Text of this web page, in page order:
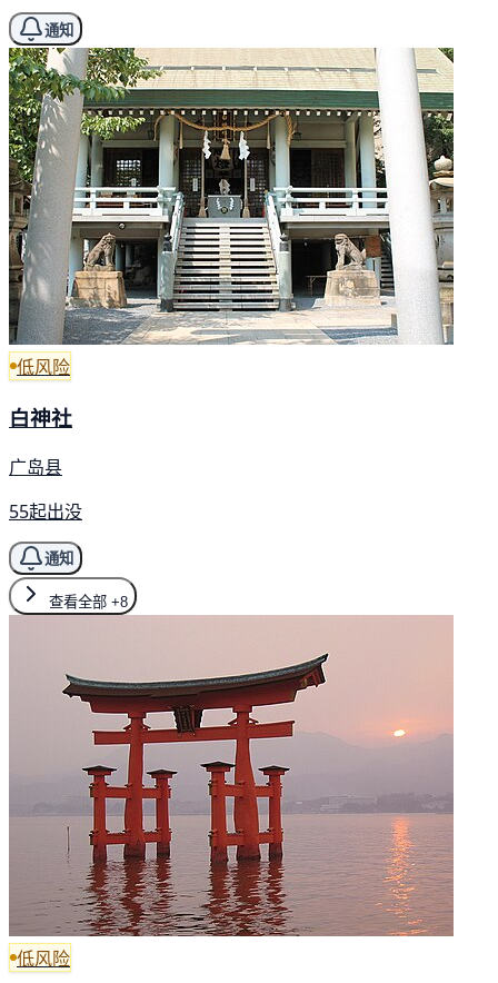
通知
低风险
白神社
广岛县
55起出没
通知
查看全部 +8
低风险